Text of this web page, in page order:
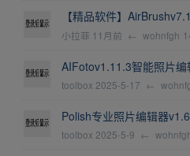
【精品软件】
小拉菲 11月前 ← wohnfgh
AIFotov1.11.3智能照片
toolbox 2025-5-17 ←
Polish专业照片编辑器
toolbox 2025-5-9 ←